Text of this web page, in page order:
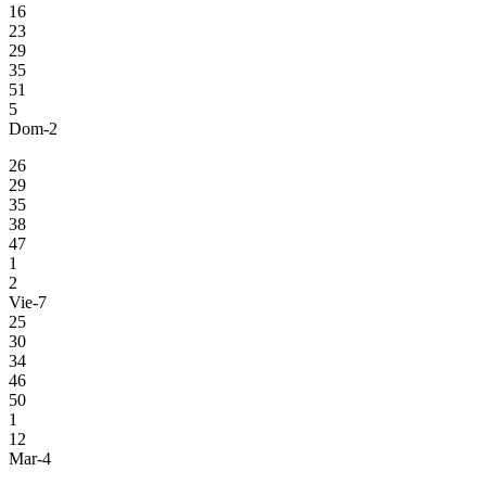
16
23
29
35
51
5
Dom-2
26
29
35
38
47
1
2
Vie-7
25
30
34
46
50
1
12
Mar-4